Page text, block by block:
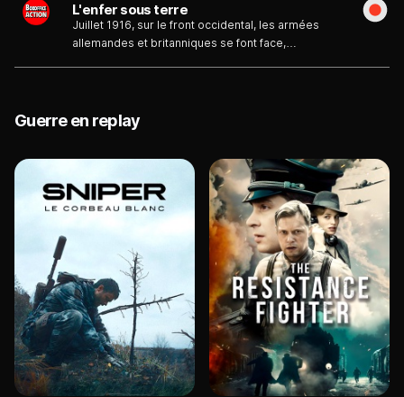
L'enfer sous terre
Juillet 1916, sur le front occidental, les armées
allemandes et britanniques se font face,
quantité d'explosifs suffisante pour détruire les
tranchées.
Guerre en replay